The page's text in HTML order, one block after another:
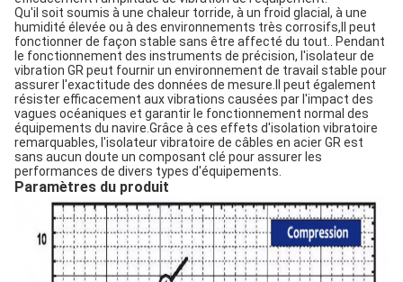
Qu'il soit soumis à une chaleur torride, à un froid glacial, à une
humidité élevée ou à des environnements très corrosifs,Il peut
fonctionner de façon stable sans être affecté du tout.. Pendant
le fonctionnement des instruments de précision, l'isolateur de
vibration GR peut fournir un environnement de travail stable pour
assurer l'exactitude des données de mesure.Il peut également
résister efficacement aux vibrations causées par l'impact des
vagues océaniques et garantir le fonctionnement normal des
équipements du navire.Grâce à ces effets d'isolation vibratoire
remarquables, l'isolateur vibratoire de câbles en acier GR est
sans aucun doute un composant clé pour assurer les
performances de divers types d'équipements.
Paramètres du produit